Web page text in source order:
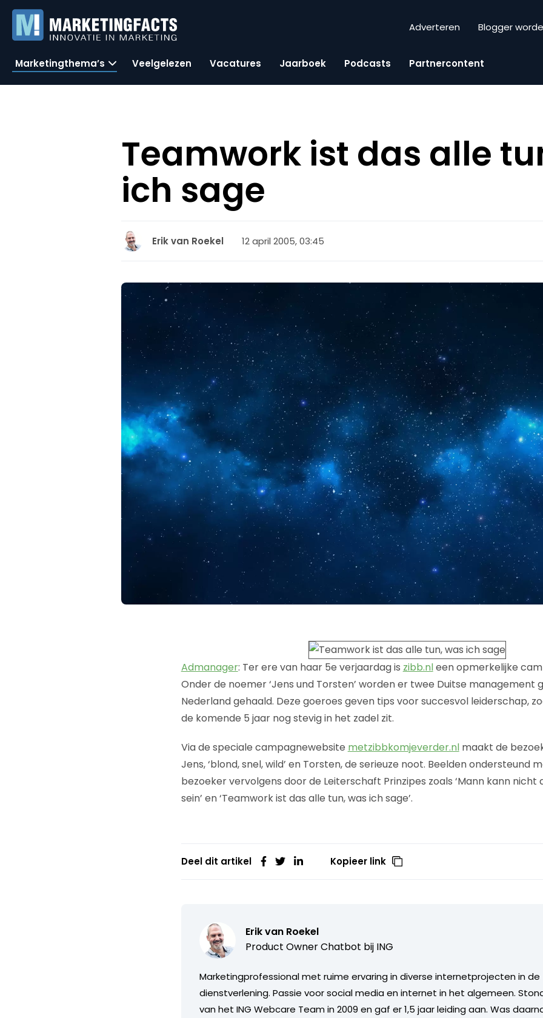
Adverteren Blogger
Marketingthema’s Veelgelezen Vacatures Jaarboek Podcasts Partnercontent
Teamwork ist das alle
ich sage
Erik van Roekel 12 april 2005, 03:45
Admanager: Ter ere van haar 5e verjaardag is zibb.nleen opmerkelijke
Onder de noemer ‘Jens und Torsten’ worden er twee Duitse management
Nederland gehaald. Deze goeroes geven tips voor succesvol leiderschap,
de komende 5 jaar nog stevig in het zadel zit.
Via de speciale campagnewebsite metzibbkomjeverder.nlmaakt de
Jens, ‘blond, snel, wild’ en Torsten, de serieuze noot. Beelden ondersteund
bezoeker vervolgens door de Leiterschaft Prinzipes zoals ‘Mann kann
sein’ en ‘Teamwork ist das alle tun, was ich sage’.
Deel dit artikel Kopieer link
Erik van Roekel
Product Owner Chatbot bij ING
Marketingprofessional met ruime ervaring in diverse internetprojecten in de
dienstverlening. Passie voor social media en internet in het algemeen.
van het ING Webcare Team in 2009 en gaf er 1,5 jaar leiding aan. Was